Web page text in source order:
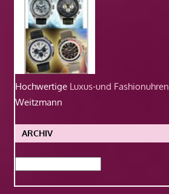
Hochwertige Luxus-und Fashionuhren
Weitzmann
ARCHIV